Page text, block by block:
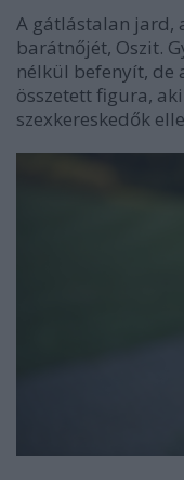
A gátlástalan jard,
barátnőjét, Oszit.
nélkül befenyít, de
összetett figura,
szexkereskedők